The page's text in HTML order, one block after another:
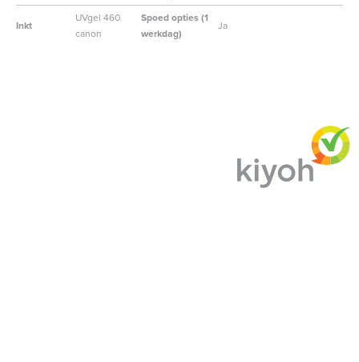
Inkt
UVgel 460
canon
Spoed opties (1
werkdag)
Ja